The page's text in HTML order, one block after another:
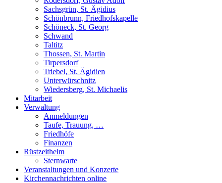
Sachsgrün, St. Ägidius
Schönbrunn, Friedhofskapelle
Schöneck, St. Georg
Schwand
Taltitz
Thossen, St. Martin
Tirpersdorf
Triebel, St. Ägidien
Unterwürschnitz
Wiedersberg, St. Michaelis
Mitarbeit
Verwaltung
Anmeldungen
Taufe, Trauung, …
Friedhöfe
Finanzen
Rüstzeitheim
Sternwarte
Veranstaltungen und Konzerte
Kirchennachrichten online